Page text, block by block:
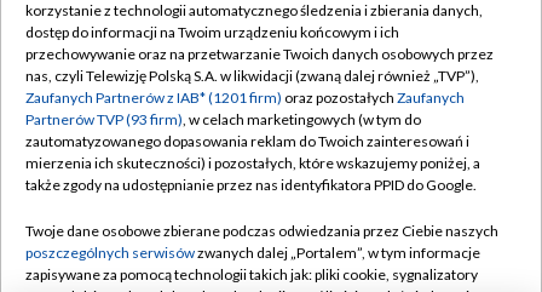
TVP
Abonament TVP
Emisja w TVP
Centrum informacji TVP
Naziemna Telewizja Cyfrowa
Rada Programowa
Regulamin TVP
Polityka prywatności
Moje zgody
Pomoc
Kontakt
korzystanie z technologii automatycznego śledzenia i zbierania danych,
dostęp do informacji na Twoim urządzeniu końcowym i ich
przechowywanie oraz na przetwarzanie Twoich danych osobowych przez
nas, czyli Telewizję Polską S.A. w likwidacji (zwaną dalej również „TVP”),
Zaufanych Partnerów z IAB* (1201 firm) oraz pozostałych Zaufanych
Partnerów TVP (93 firm), w celach marketingowych (w tym do
zautomatyzowanego dopasowania reklam do Twoich zainteresowań i
mierzenia ich skuteczności) i pozostałych, które wskazujemy poniżej, a
także zgody na udostępnianie przez nas identyfikatora PPID do Google.
Twoje dane osobowe zbierane podczas odwiedzania przez Ciebie naszych
poszczególnych serwisówzwanych dalej „Portalem”, w tym informacje
zapisywane za pomocą technologii takich jak: pliki cookie, sygnalizatory